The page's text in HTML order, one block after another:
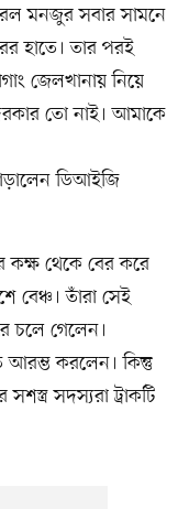
মনজুর সবার সামনে
হাতে। তার পরই
জেলখানায় নিয়ে
তো নাই। আমাকে
ডিআইজি
থেকে বের করে
বেঞ্চ। তাঁরা সেই
চলে গেলেন।
করলেন। কিন্তু
সদস্যরা ট্রাকটি